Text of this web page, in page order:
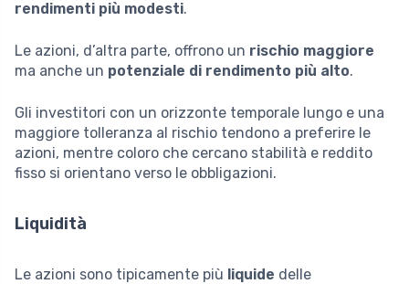
rendimenti più modesti.
Le azioni, d’altra parte, offrono un rischio maggiore
ma anche un potenziale di rendimento più alto.
Gli investitori con un orizzonte temporale lungo e una
maggiore tolleranza al rischio tendono a preferire le
azioni, mentre coloro che cercano stabilità e reddito
fisso si orientano verso le obbligazioni.
Liquidità
Le azioni sono tipicamente più liquide delle